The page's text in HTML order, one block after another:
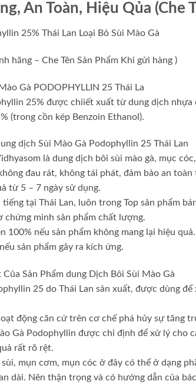
An Toàn, Hiệu Qủa (Che
25% Thái Lan Loại Bỏ Sùi Mào Gà
hãng – Che Tên Sản Phẩm Khi gửi hàng )
Gà PODOPHYLLIN 25 Thái La
25% được chiiết xuất từ dung dịch nhựa
(trong cồn kép Benzoin Ethanol).
dịch Sùi Mào Gà Podophyllin 25 Thái Lan
là dung dịch bôi sùi mào gà, mục
đau rát, không tái phát, đảm bảo an toàn
từ 5 – 7 ngày sử dụng.
tại Thái Lan, luôn trong Top sản phẩm
chứng minh sản phẩm chất lượng.
100% nếu sản phẩm không mang lại hiệu quả.
sản phẩm gây ra kích ứng.
Sản Phẩm dung Dịch Bôi Sùi Mào Gà
25 do Thái Lan sản xuất, được dùng
động căn cứ trên cơ chế phá hủy sự tăng
Gà Podophyllin được chỉ định để xử lý cho
rất rõ rệt.
mụn cơm, mụn cóc ở đây có thể ở dạng
dài. Nên thận trọng và có hướng dẫn của